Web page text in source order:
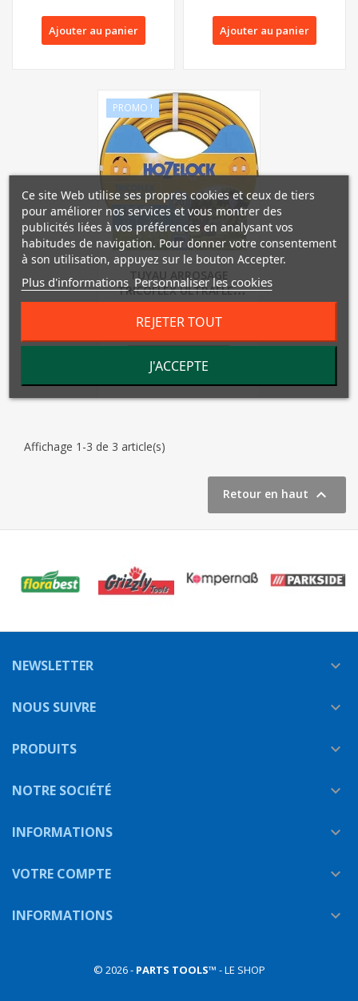
Ajouter au panier Ajouter au panier
PROMO !
TUYAU ARROSAGE
TRICOFLEX ULTRAFLEX
HOZELOCK - 50m
62,84 €
Ajouter au panier
Affichage 1-3 de 3 article(s)
Retour en haut 
NEWSLETTER 
NOUS SUIVRE 
PRODUITS 
NOTRE SOCIÉTÉ 
INFORMATIONS 
VOTRE COMPTE 
INFORMATIONS 
Ce site Web utilise ses propres cookies et ceux de tiers
pour améliorer nos services et vous montrer des
publicités liées à vos préférences en analysant vos
habitudes de navigation. Pour donner votre consentement
à son utilisation, appuyez sur le bouton Accepter.
Plus d'informations Personnaliser les cookies
REJETER TOUT
J'ACCEPTE
© 2026 - PARTS TOOLS™ - LE SHOP